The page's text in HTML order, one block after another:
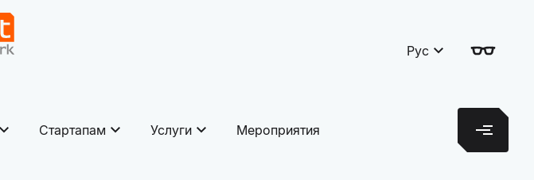
Рус
Стартапам Услуги Мероприятия